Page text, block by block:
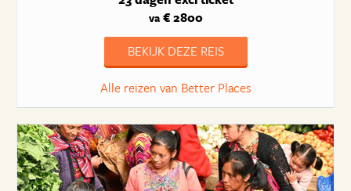
va€ 2800
BEKIJK DEZE REIS
Alle reizen van Better Places